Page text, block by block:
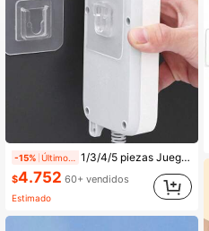
-15% 1/3/4/5 piezas Juego de ganchos adhesivos transparentes, sin necesidad de perforar, decoración y accesorios de baño, organizador de baño, artículos esenciales para el hogar, soluciones de almacenamiento de cocina, estante colgante montado en la pared, ganchos reutilizables de alta resistencia, adhesivo sin daños, diseño de interiores moderno, herramientas de organización que ahorran espacio, colección de accesorios de baño, suministros de almacenamiento para el hogar
$4.752 60+ vendidos
Estimado